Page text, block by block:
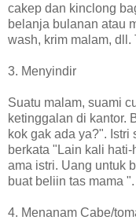
cakep dan kinclong
belanja bulanan atau
wash, krim malam, dll.
3. Menyindir
Suatu malam, suami
ketinggalan di kantor.
kok gak ada ya?".
berkata "Lain kali
ama istri. Uang untuk
buat beliin tas mama
4. Menanam Cabe/